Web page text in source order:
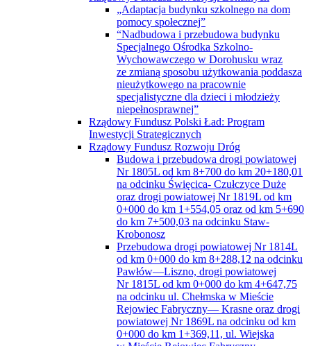
„Adaptacja budynku szkolnego na dom
pomocy społecznej”
“Nadbudowa i przebudowa budynku
Specjalnego Ośrodka Szkolno-
Wychowawczego w Dorohusku wraz
ze zmianą sposobu użytkowania poddasza
nieużytkowego na pracownie
specjalistyczne dla dzieci i młodzieży
niepełnosprawnej”
Rządowy Fundusz Polski Ład: Program
Inwestycji Strategicznych
Rządowy Fundusz Rozwoju Dróg
Budowa i przebudowa drogi powiatowej
Nr 1805L od km 8+700 do km 20+180,01
na odcinku Święcica- Czułczyce Duże
oraz drogi powiatowej Nr 1819L od km
0+000 do km 1+554,05 oraz od km 5+690
do km 7+500,03 na odcinku Staw-
Krobonosz
Przebudowa drogi powiatowej Nr 1814L
od km 0+000 do km 8+288,12 na odcinku
Pawłów—Liszno, drogi powiatowej
Nr 1815L od km 0+000 do km 4+647,75
na odcinku ul. Chełmska w Mieście
Rejowiec Fabryczny— Krasne oraz drogi
powiatowej Nr 1869L na odcinku od km
0+000 do km 1+369,11, ul. Wiejska